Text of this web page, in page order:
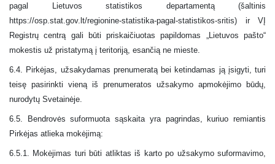
pagal Lietuvos statistikos departamentą (šaltinis
https://osp.stat.gov.lt/regionine-statistika-pagal-statistikos-sritis) ir VĮ
Registrų centrą gali būti priskaičiuotas papildomas „Lietuvos pašto“
mokestis už pristatymą į teritoriją, esančią ne mieste.
6. 4.
Pirkėjas, užsakydamas prenumeratą bei ketindamas ją įsigyti, turi
teisę pasirinkti vieną iš prenumeratos užsakymo apmokėjimo būdų,
nurodytų Svetainėje.
6. 5 . Bendrovės suformuota sąskaita yra pagrindas, kuriuo remiantis
Pirkėjas atlieka mokėjimą:
6.5.1.
Mokėjimas turi būti atliktas iš karto po užsakymo suformavimo,